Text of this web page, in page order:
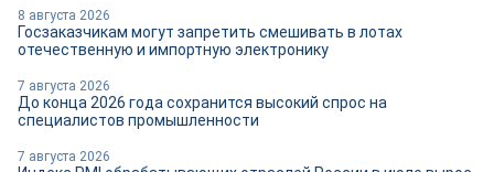
8 августа 2026
Госзаказчикам могут запретить смешивать в лотах
отечественную и импортную электронику
7 августа 2026
До конца 2026 года сохранится высокий спрос на
специалистов промышленности
7 августа 2026